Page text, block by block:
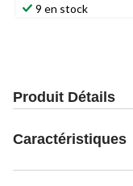
9 en stock
Produit Détails
Caractéristiques